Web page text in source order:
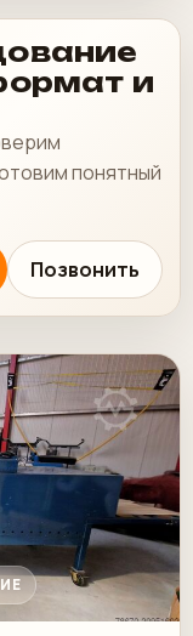
и
понятный
Позвонить